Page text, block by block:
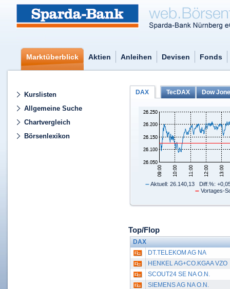
Marktüberblick Aktien Anleihen Devisen Fonds
Kurslisten
Allgemeine Suche
Chartvergleich
Börsenlexikon
DAX TecDAX Dow
–Aktuell: 26.140,13 Diff.%:
– Vortages-
Top/Flop
DAX
DT.TELEKOM AG NA
HENKEL AG+CO.KGAA VZO
SCOUT24 SE NA O.N.
SIEMENS AG NA O.N.